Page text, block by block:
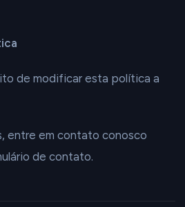
de modificar esta política a
entre em contato conosco
de contato.